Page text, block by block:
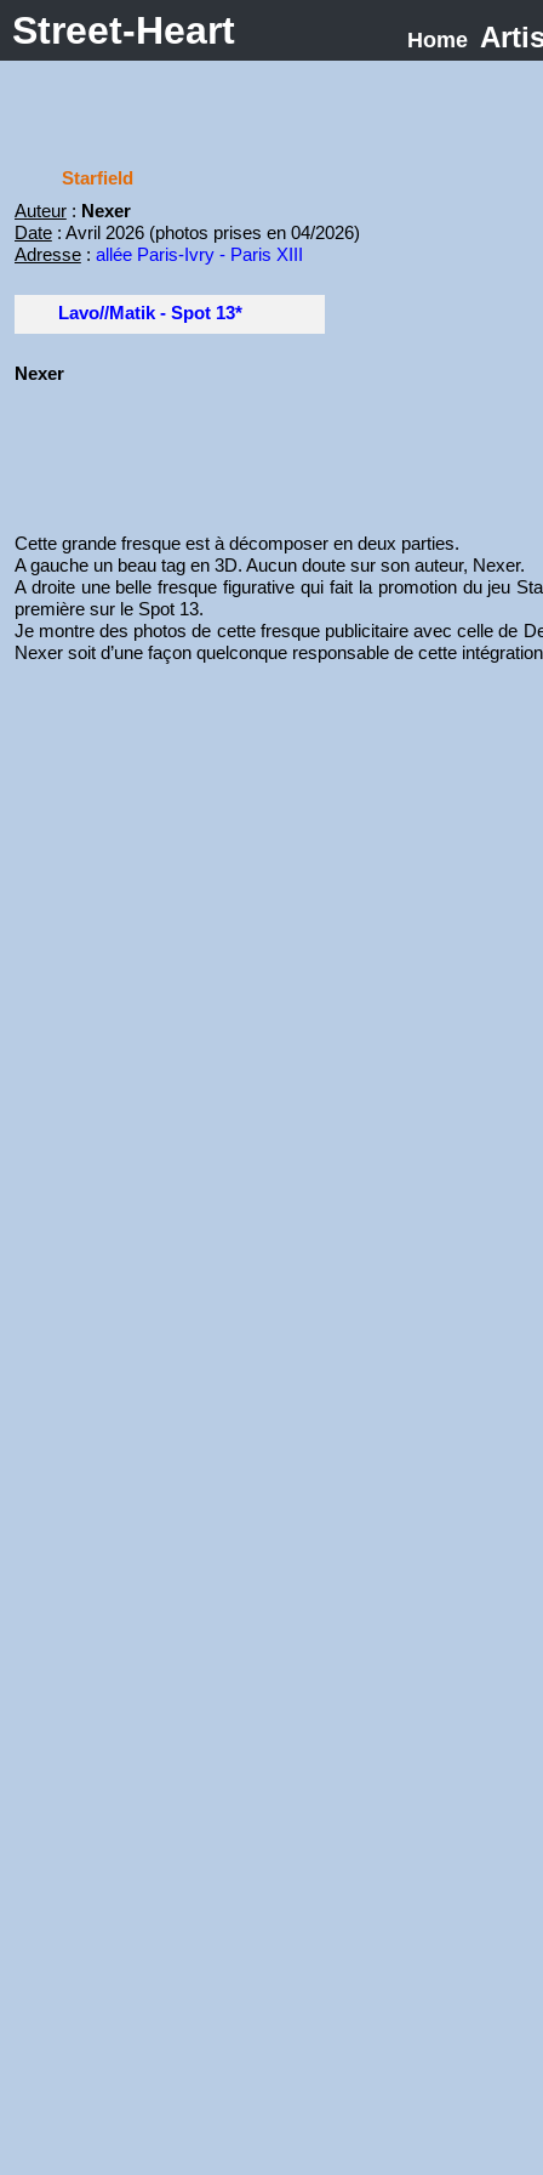
Street-Heart Home
Starfield
Auteur: Nexer
Date: Avril 2026 (photos prises en 04/2026)
Adresse: allée Paris-Ivry - Paris XIII
Lavo//Matik - Spot 13*
Nexer
Cette grande fresque est à décomposer en deux parties.
A gauche un beau tag en 3D. Aucun doute sur son auteur, Nexer.
A droite une belle fresque figurative qui fait la promotion du jeu
première sur le Spot 13.
Je montre des photos de cette fresque publicitaire avec celle de
Nexer soit d’une façon quelconque responsable de cette